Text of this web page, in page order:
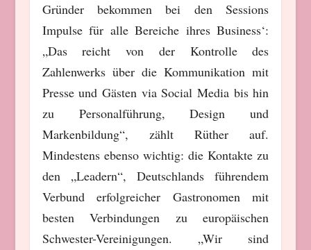
Gründer bekommen bei den Sessions
Impulse für alle Bereiche ihres Business‘:
„Das reicht von der Kontrolle des
Zahlenwerks über die Kommunikation mit
Presse und Gästen via Social Media bis hin
zu Personalführung, Design und
Markenbildung“, zählt Rüther auf.
Mindestens ebenso wichtig: die Kontakte zu
den „Leadern“, Deutschlands führendem
Verbund erfolgreicher Gastronomen mit
besten Verbindungen zu europäischen
Schwester-Vereinigungen. „Wir sind